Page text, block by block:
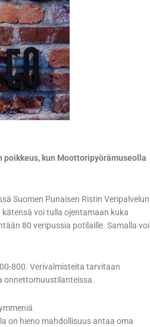
kun Moottoripyörämuseolla
Suomen Punaisen Ristin Veripalvelun
voi tulla ojentamaan kuka
80 veripussia potilaille. Samalla voi
800. Verivalmisteita tarvitaan
onnettomuustilanteissa.
on hieno mahdollisuus antaa oma